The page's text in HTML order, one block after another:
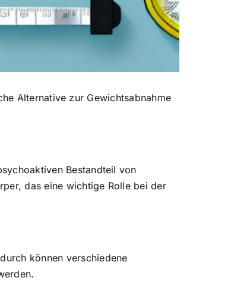
Alternative zur Gewichtsabnahme
Bestandteil von
das eine wichtige Rolle bei der
können verschiedene